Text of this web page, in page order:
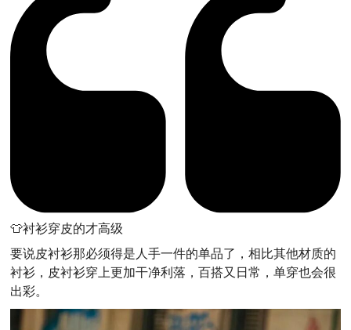
👕衬衫穿皮的才高级
要说皮衬衫那必须得是人手一件的单品了，相比其他材质的
衬衫，皮衬衫穿上更加干净利落，百搭又日常，单穿也会很
出彩。